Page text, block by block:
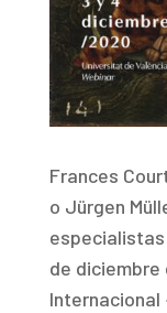
Frances
o Jürgen
de diciembre
Internacional